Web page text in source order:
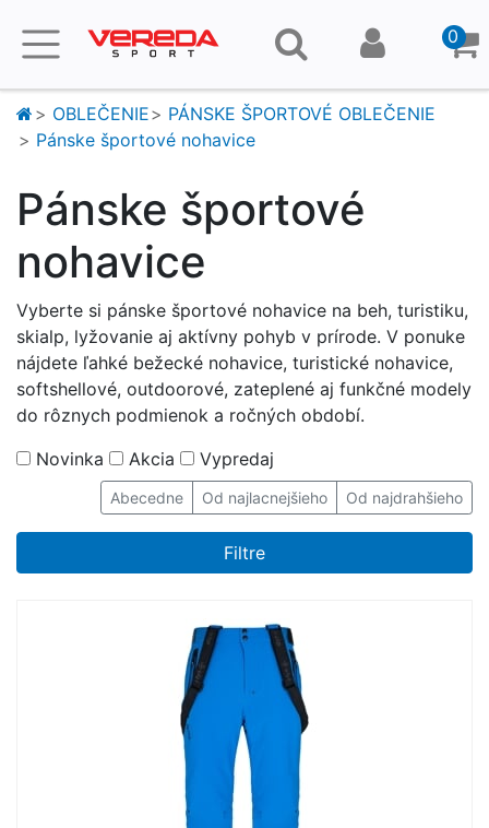
0
OBLEČENIE
PÁNSKE ŠPORTOVÉ OBLEČENIE
Pánske športové nohavice
Pánske športové
nohavice
Vyberte si pánske športové nohavice na beh, turistiku,
skialp, lyžovanie aj aktívny pohyb v prírode. V ponuke
nájdete ľahké bežecké nohavice, turistické nohavice,
softshellové, outdoorové, zateplené aj funkčné modely
do rôznych podmienok a ročných období.
Novinka
Akcia Vypredaj
Abecedne Od najlacnejšieho Od najdrahšieho
Filtre